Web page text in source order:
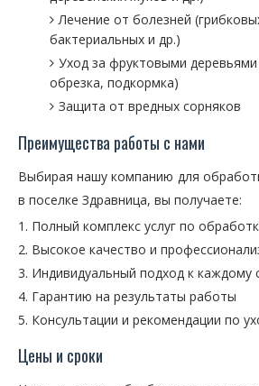
Лечение от болезней
бактериальных и др.)
Уход за фруктовыми деревьями
обрезка, подкормка)
Защита от вредных сорняков
Преимущества работы с нами
Выбирая нашу компанию для
в поселке Здравница, вы получаете:
Полный комплекс услуг по
Высокое качество и
Индивидуальный подход к каждому
Гарантию на результаты работы
Консультации и рекомендации по
Цены и сроки